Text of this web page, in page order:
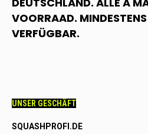
VOORRAAD.
VERFÜGBAR.
UNSER GESCHÄFT
SQUASHPROFI.DE